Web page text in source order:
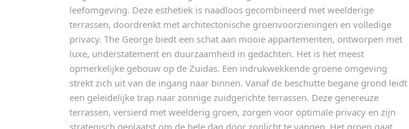
leefomgeving. Deze esthetiek is naadloos gecombineerd met weelderige
terrassen, doordrenkt met architectonische groenvoorzieningen en volledige
privacy. The George biedt een schat aan mooie appartementen, ontworpen met
luxe, understatement en duurzaamheid in gedachten. Het is het meest
opmerkelijke gebouw op de Zuidas. Een indrukwekkende groene omgeving
strekt zich uit van de ingang naar binnen. Vanaf de beschutte begane grond leidt
een geleidelijke trap naar zonnige zuidgerichte terrassen. Deze genereuze
terrassen, versierd met weelderig groen, zorgen voor optimale privacy en zijn